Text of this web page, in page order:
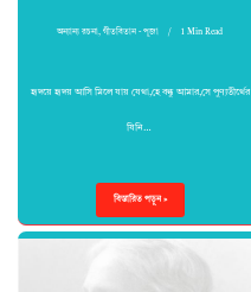
অন্যান্য রচনা,গীতবিতান - পূজা 1 Min Read
হৃদয়ে হৃদয় আসি মিলে যায় যেথা,হে বন্ধু আমার,সে পুণ্যতীর্থের
যিনি…
বিস্তারিত পড়ুন »